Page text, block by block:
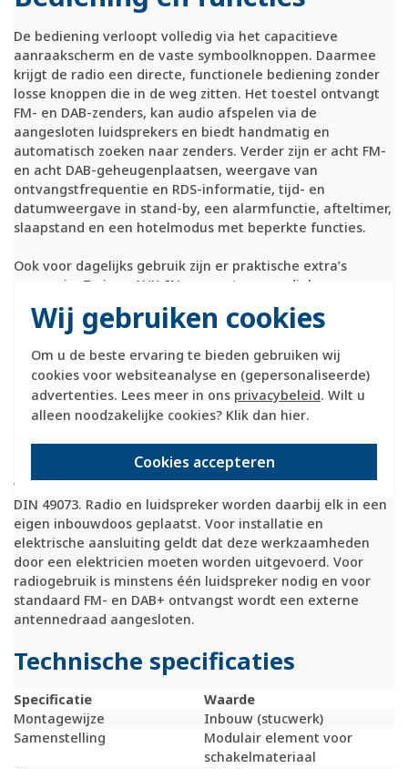
Wij gebruiken cookies
Om u de beste ervaring te bieden gebruiken wij
cookies voor websiteanalyse en (gepersonaliseerde)
advertenties. Lees meer in ons privacybeleid. Wilt u
alleen noodzakelijke cookies? Klik dan hier.
Cookies accepteren
De bediening verloopt volledig via het capacitieve
aanraakscherm en de vaste symboolknoppen. Daarmee
krijgt de radio een directe, functionele bediening zonder
losse knoppen die in de weg zitten. Het toestel ontvangt
FM- en DAB-zenders, kan audio afspelen via de
aangesloten luidsprekers en biedt handmatig en
automatisch zoeken naar zenders. Verder zijn er acht FM-
en acht DAB-geheugenplaatsen, weergave van
ontvangstfrequentie en RDS-informatie, tijd- en
datumweergave in stand-by, een alarmfunctie, afteltimer,
slaapstand en een hotelmodus met beperkte functies.
Ook voor dagelijks gebruik zijn er praktische extra’s
aanwezig. Zo is er AUX-IN voor externe audiobronnen,
bijvoorbeeld een smartphone of mp3-speler, en een
aansluiting voor uitbreidingseenheden zoals schakelaars,
instelbaar, wat de bediening in uiteenlopende ruimtes net
iets prettiger maakt.
Montage en aansluiting
De radio is alleen geschikt voor gebruik binnenshuis en
wordt inbouw gemonteerd in een inbouwdoos volgens
DIN 49073. Radio en luidspreker worden daarbij elk in een
eigen inbouwdoos geplaatst. Voor installatie en
elektrische aansluiting geldt dat deze werkzaamheden
door een elektricien moeten worden uitgevoerd. Voor
radiogebruik is minstens één luidspreker nodig en voor
standaard FM- en DAB+ ontvangst wordt een externe
antennedraad aangesloten.
Technische specificaties
Specificatie
Waarde
Montagewijze
Inbouw (stucwerk)
Samenstelling
Modulair element voor
schakelmateriaal